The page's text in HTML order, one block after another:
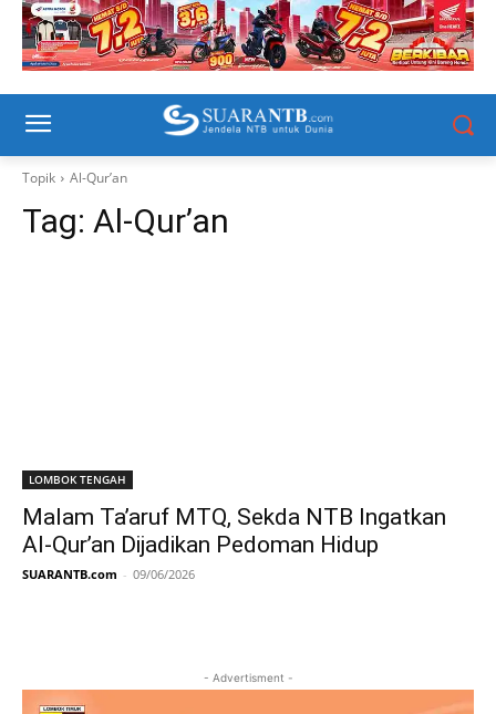
Topik Al-Qur’an
Tag: Al-Qur’an
LOMBOK TENGAH
Malam Ta’aruf MTQ, Sekda NTB Ingatkan
Al-Qur’an Dijadikan Pedoman Hidup
SUARANTB.com - 09/06/2026
- Advertisment -